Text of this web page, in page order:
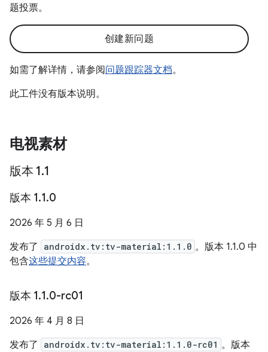
题投票。
创建新问题
如需了解详情，请参阅问题跟踪器文档。
此工件没有版本说明。
电视素材
版本 1.1
版本 1.1.0
2026 年 5 月 6 日
发布了
androidx.tv:tv-material:1.1.0 。版本 1.1.0 中
包含这些提交内容。
版本 1.1.0-rc01
2026 年 4 月 8 日
发布了
androidx.tv:tv-material:1.1.0-rc01 。版本